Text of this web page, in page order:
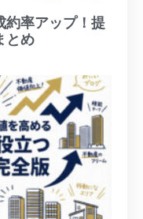
約率アップ！提
とめ